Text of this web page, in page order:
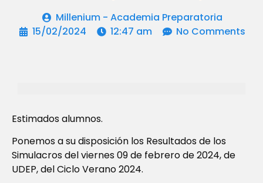
Millenium - Academia Preparatoria
15/02/2024
12:47 am No Comments
Estimados alumnos.
Ponemos a su disposición los Resultados de los
Simulacros del viernes 09 de febrero de 2024, de
UDEP, del Ciclo Verano 2024.